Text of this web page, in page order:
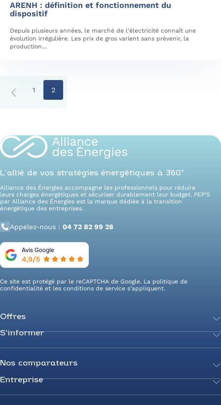
ARENH : définition et fonctionnement du
dispositif
Depuis plusieurs années, le marché de l’électricité connaît une
évolution irrégulière. Les prix de gros varient sans prévenir, la
production…
1 2
L’allié de vos stratégies énergétiques à 360°
Alliance des Énergies accompagne les professionnels pour réduire
leurs charges énergétiques et sécuriser durablement leur budget. PEP’S
par Alliance des Énergies est la marque dédiée à la transition
énergétique des entreprises.
Appelez-nous : 04 72 82 99 28
Ce site est protégé par le reCAPTCHA de Google. La politique de
confidentialité et les conditions de service s’appliquent.
Offres
Achetez votre énergie
Transition énergétique
Secteurs d’expertise
Optimisez vos taxes et compteurs
Mix énergie
S’informer
Actualités
Guides de l’énergie
Livres blancs
Nos comparateurs
Comparateur Électricité
Comparateur Gaz
Entreprise
Nous rejoindre